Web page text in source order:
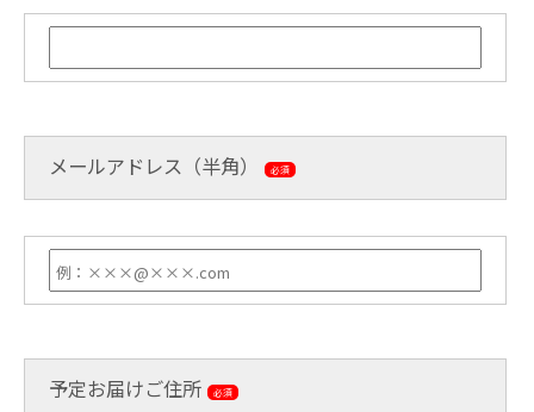
メールアドレス（半角） 必須
予定お届けご住所 必須